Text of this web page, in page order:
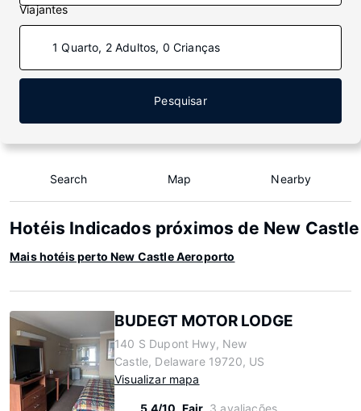
Viajantes
1 Quarto, 2 Adultos, 0 Crianças
Pesquisar
Search Map Nearby
Hotéis Indicados próximos de New Castle
Mais hotéis perto New Castle Aeroporto
BUDEGT MOTOR LODGE
140 S Dupont Hwy, New
Castle, Delaware 19720, US
Visualizar mapa
5.4/10 Fair 3 avaliações